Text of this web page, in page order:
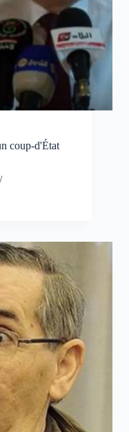
coup-d'État